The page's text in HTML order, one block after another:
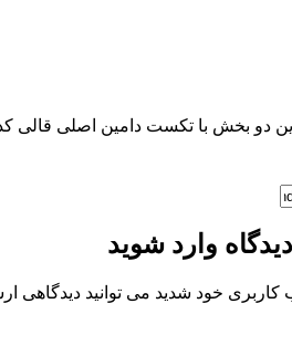
دو بخش با تکست دامین اصلی قالی کد
وارد شوید
کاربری خود شدید می توانید دیدگاهی